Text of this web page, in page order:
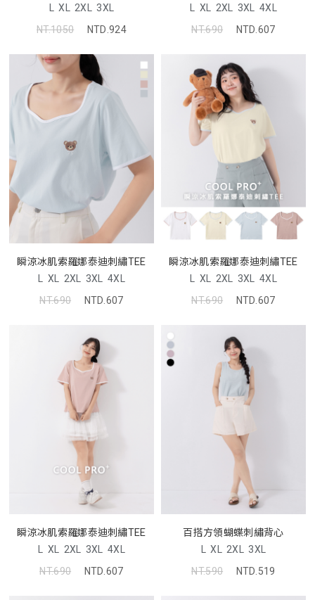
L XL 2XL 3XL
NT.1050
NTD.924
L XL 2XL 3XL 4XL
NT.690
NTD.607
瞬涼冰肌索羅娜泰迪刺繡TEE
L XL 2XL 3XL 4XL
NT.690
NTD.607
瞬涼冰肌索羅娜泰迪刺繡TEE
L XL 2XL 3XL 4XL
NT.690
NTD.607
瞬涼冰肌索羅娜泰迪刺繡TEE
L XL 2XL 3XL 4XL
NT.690
NTD.607
百搭方領蝴蝶刺繡背心
L XL 2XL 3XL
NT.590
NTD.519